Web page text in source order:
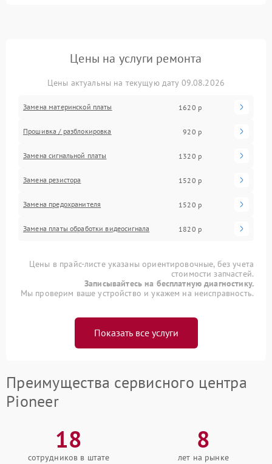
Цены на услуги ремонта
Цены актуальны на текущую дату 09.08.2026
Замена материнской платы 1620 р
Прошивка / разблокировка 920 р
Замена сигнальной платы 1320 р
Замена резистора 1520 р
Замена предохранителя 1520 р
Замена платы обработки видеосигнала 1820 р
Цены в прайс-листе указаны ориентировочные, без учета
стоимости запчастей.
Записывайтесь на бесплатную диагностику.
Мы проверим ваше устройство и укажем на неисправность.
Показать все услуги
Преимущества сервисного центра
Pioneer
18
сотрудников в штате
8
лет на рынке